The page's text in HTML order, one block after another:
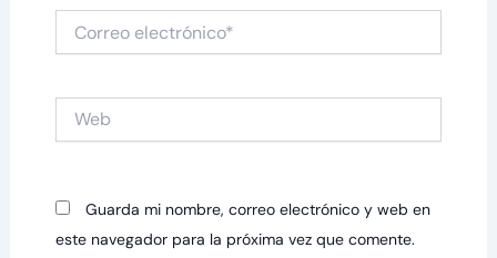
electrónico*
Guarda mi nombre, correo electrónico y web en
este navegador para la próxima vez que comente.